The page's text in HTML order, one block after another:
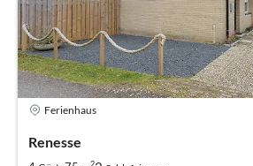
Ferienhaus
Renesse
2